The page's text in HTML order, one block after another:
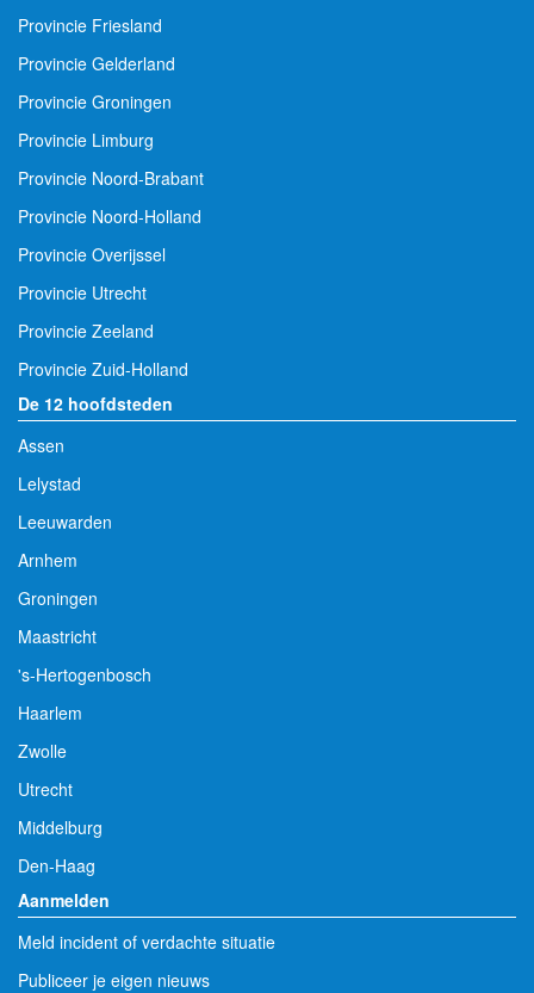
Provincie Friesland
Provincie Gelderland
Provincie Groningen
Provincie Limburg
Provincie Noord-Brabant
Provincie Noord-Holland
Provincie Overijssel
Provincie Utrecht
Provincie Zeeland
Provincie Zuid-Holland
De 12 hoofdsteden
Assen
Lelystad
Leeuwarden
Arnhem
Groningen
Maastricht
's-Hertogenbosch
Haarlem
Zwolle
Utrecht
Middelburg
Den-Haag
Aanmelden
Meld incident of verdachte situatie
Publiceer je eigen nieuws